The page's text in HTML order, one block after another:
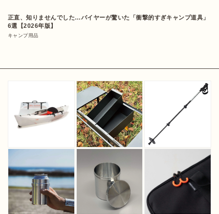
正直、知りませんでした…バイヤーが驚いた「衝撃的すぎキャンプ道具」
6選【2026年版】
キャンプ用品